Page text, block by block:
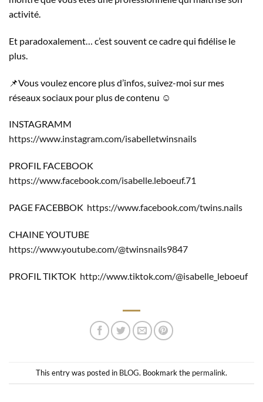
activité.
Et paradoxalement… c’est souvent ce cadre qui fidélise le
plus.
📌Vous voulez encore plus d’infos, suivez-moi sur mes
réseaux sociaux pour plus de contenu ☺️
INSTAGRAMM
https://www.instagram.com/isabelletwinsnails
PROFIL FACEBOOK
https://www.facebook.com/isabelle.leboeuf.71
PAGE FACEBBOK https://www.facebook.com/twins.nails
CHAINE YOUTUBE
https://www.youtube.com/@twinsnails9847
PROFIL TIKTOK http://www.tiktok.com/@isabelle_leboeuf
This entry was posted in BLOG. Bookmark the permalink.